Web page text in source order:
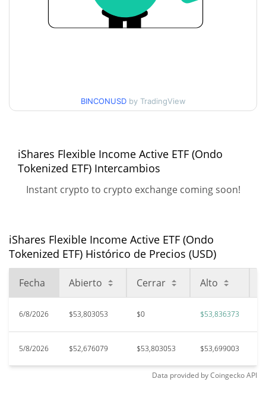
Mínimo/máximo en 7 días $51,943178 / $53,836373
Máximo histórico
BINCONUSD by TradingView
iShares Flexible Income Active ETF (Ondo
Tokenized ETF) Intercambios
Instant crypto to crypto exchange coming soon!
iShares Flexible Income Active ETF (Ondo
Tokenized ETF) Histórico de Precios (USD)
Fecha Abierto Cerrar Alto
6/8/2026 $53,803053 $0 $53,836373
5/8/2026 $52,676079 $53,803053 $53,699003
Data provided byCoingeckoAPI